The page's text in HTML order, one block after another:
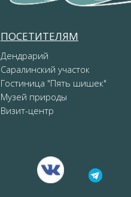
ПОСЕТИТЕЛЯМ
Дендрарий
Саралинский участок
Гостиница "Пять шишек"
Музей природы
Визит-центр